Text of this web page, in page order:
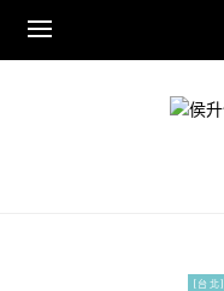
content
[台北